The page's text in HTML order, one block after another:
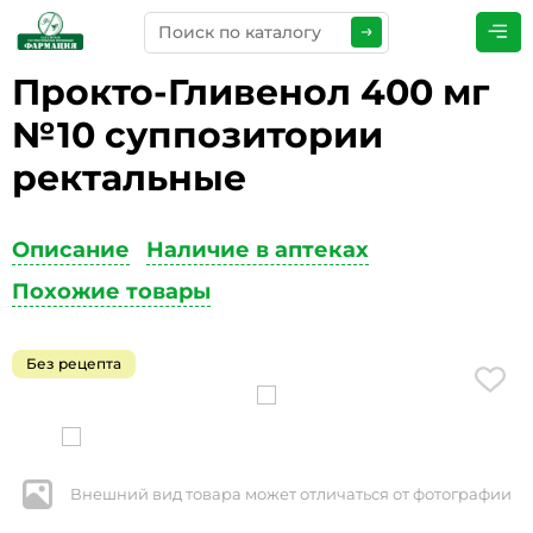
Прокто-Гливенол 400 мг
№10 суппозитории
ректальные
Описание
Наличие в аптеках
Похожие товары
Без рецепта
Внешний вид товара может отличаться от фотографии
ПРЕДСТАВЬТЕСЬ*